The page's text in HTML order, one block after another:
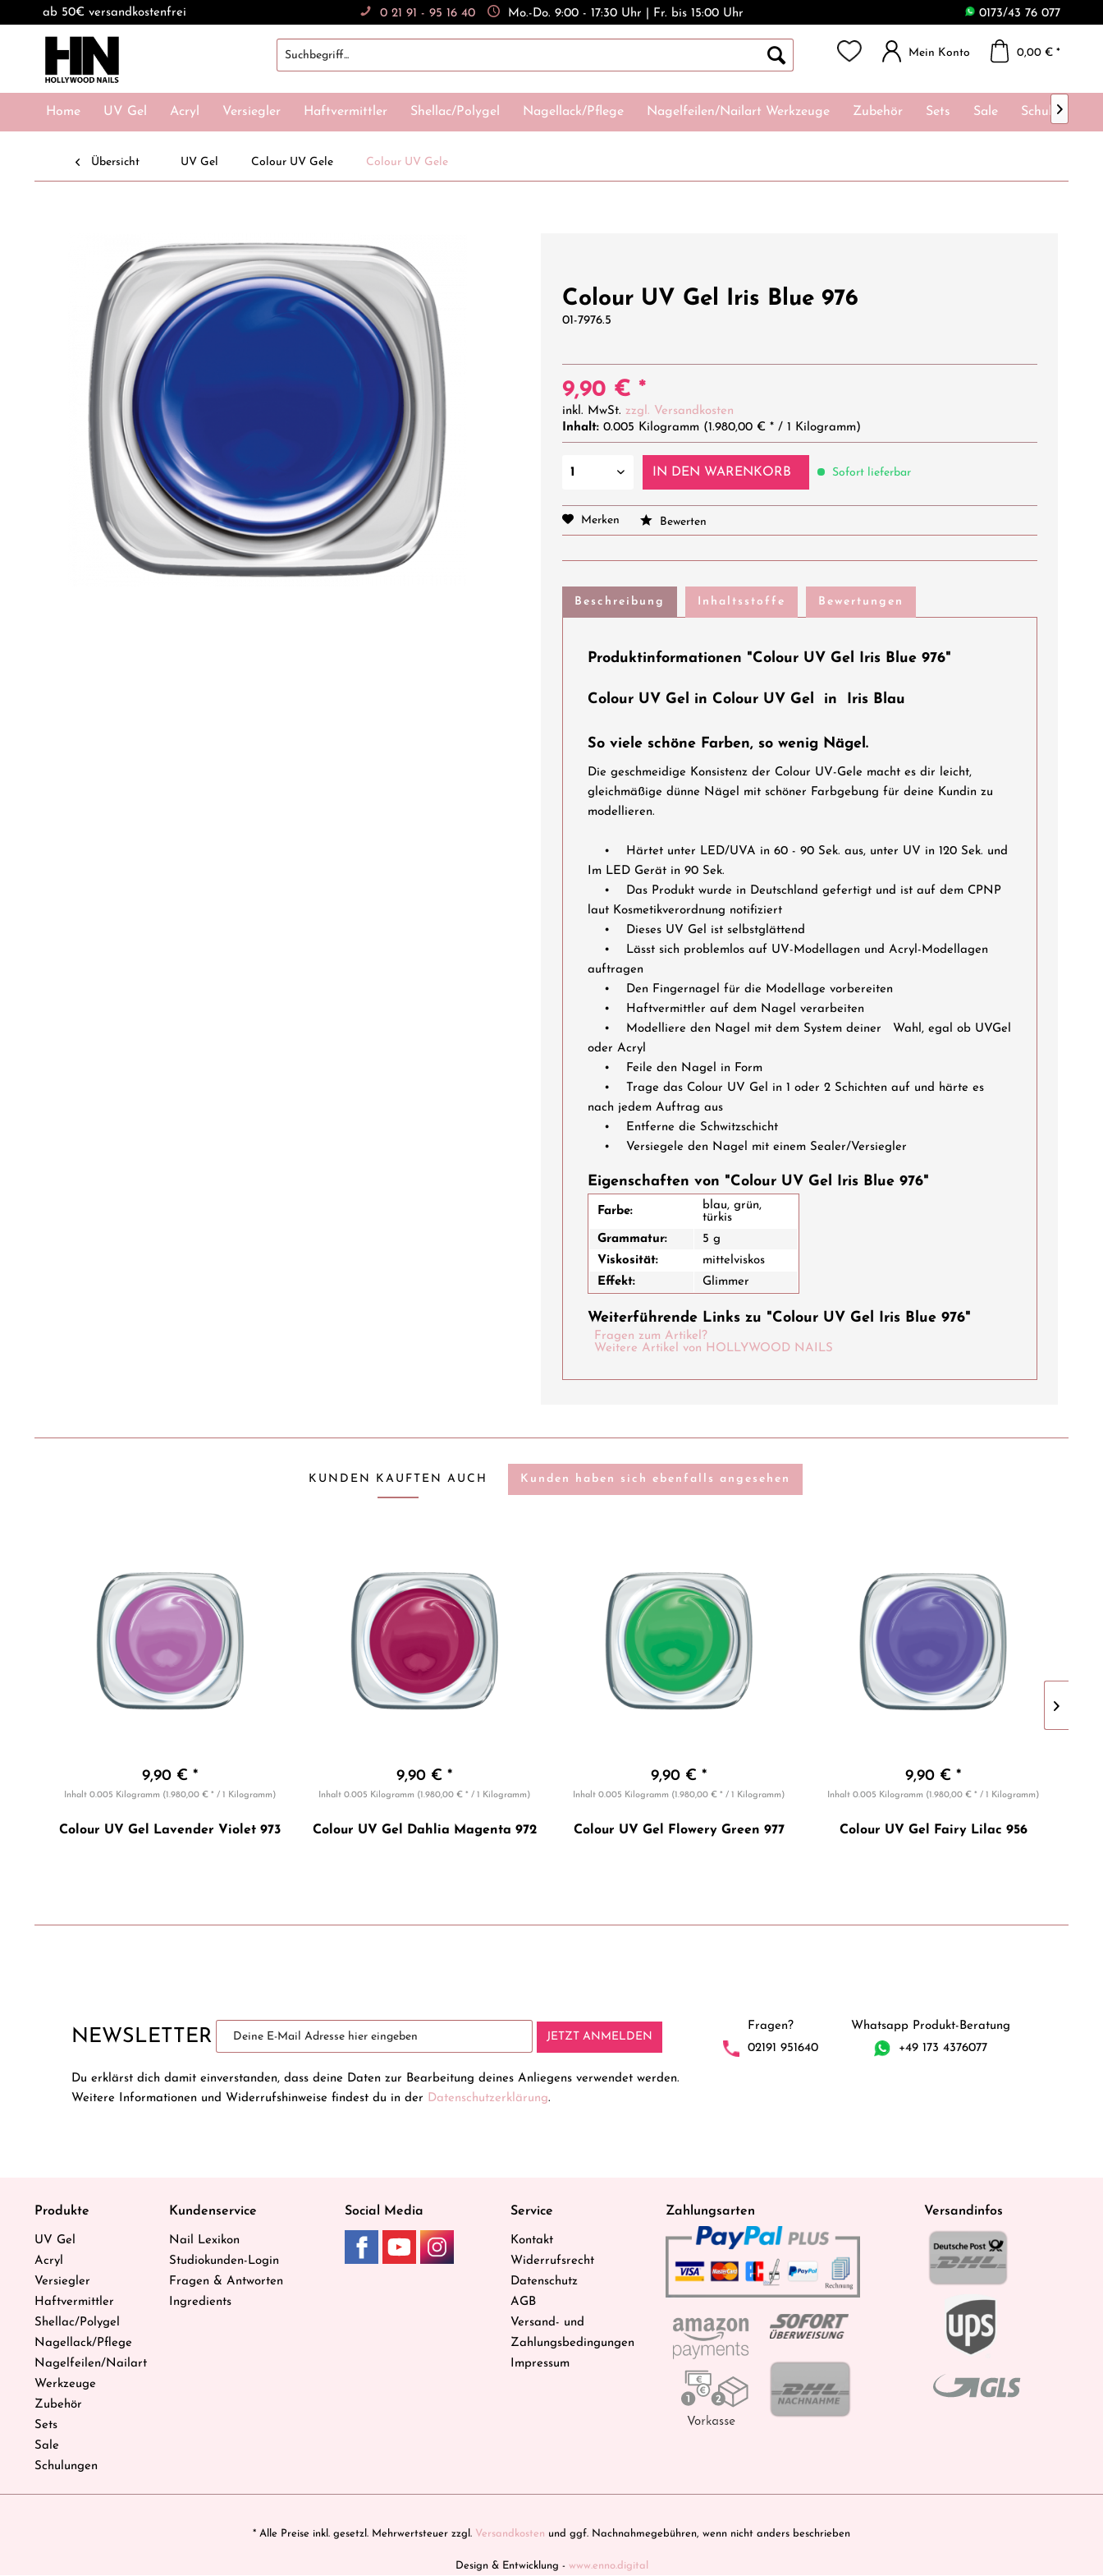
ab 50€ versandkostenfrei 0 21 91 - 95 16 40 Mo.-Do. 9:00 - 17:30 Uhr | Fr. bis 15:00 Uhr 0173/43 76 077
Mein Konto 0,00 € *
Home UV Gel Acryl Versiegler Haftvermittler Shellac/Polygel Nagellack/Pflege Nagelfeilen/Nailart Werkzeuge Zubehör Sets Sale Schulungen

Übersicht UV Gel Colour UV Gele Colour UV Gele
Colour UV Gel Iris Blue 976
01-7976.5
9,90 € *
inkl. MwSt. zzgl. Versandkosten
Inhalt: 0.005 Kilogramm (1.980,00 € * / 1 Kilogramm)
IN DEN WARENKORB Sofort lieferbar
Merken Bewerten
Beschreibung Inhaltsstoffe Bewertungen
Produktinformationen "Colour UV Gel Iris Blue 976"
Colour UV Gel in Colour UV Gel in Iris Blau
So viele schöne Farben, so wenig Nägel.
Die geschmeidige Konsistenz der Colour UV-Gele macht es dir leicht,
gleichmäßige dünne Nägel mit schöner Farbgebung für deine Kundin zu
modellieren.
• Härtet unter LED/UVA in 60 - 90 Sek. aus, unter UV in 120 Sek. und
Im LED Gerät in 90 Sek.
• Das Produkt wurde in Deutschland gefertigt und ist auf dem CPNP
laut Kosmetikverordnung notifiziert
• Dieses UV Gel ist selbstglättend
• Lässt sich problemlos auf UV-Modellagen und Acryl-Modellagen
auftragen
• Den Fingernagel für die Modellage vorbereiten
• Haftvermittler auf dem Nagel verarbeiten
• Modelliere den Nagel mit dem System deiner Wahl, egal ob UVGel
oder Acryl
• Feile den Nagel in Form
• Trage das Colour UV Gel in 1 oder 2 Schichten auf und härte es
nach jedem Auftrag aus
• Entferne die Schwitzschicht
• Versiegele den Nagel mit einem Sealer/Versiegler
Eigenschaften von "Colour UV Gel Iris Blue 976"
Farbe:
blau, grün,
türkis
Grammatur:
5 g
Viskosität:
mittelviskos
Effekt:
Glimmer
Weiterführende Links zu "Colour UV Gel Iris Blue 976"
Fragen zum Artikel?
Weitere Artikel von HOLLYWOOD NAILS
KUNDEN KAUFTEN AUCH Kunden haben sich ebenfalls angesehen
9,90 € *
Inhalt 0.005 Kilogramm (1.980,00 € * / 1 Kilogramm)
Colour UV Gel Lavender Violet 973
9,90 € *
Inhalt 0.005 Kilogramm (1.980,00 € * / 1 Kilogramm)
Colour UV Gel Dahlia Magenta 972
9,90 € *
Inhalt 0.005 Kilogramm (1.980,00 € * / 1 Kilogramm)
Colour UV Gel Flowery Green 977
9,90 € *
Inhalt 0.005 Kilogramm (1.980,00 € * / 1 Kilogramm)
Colour UV Gel Fairy Lilac 956
NEWSLETTER JETZT ANMELDEN
Du erklärst dich damit einverstanden, dass deine Daten zur Bearbeitung deines Anliegens verwendet werden.
Weitere Informationen und Widerrufshinweise findest du in der Datenschutzerklärung.
Fragen?
02191 951640
Whatsapp Produkt-Beratung
+49 173 4376077
Produkte
UV Gel
Acryl
Versiegler
Haftvermittler
Shellac/Polygel
Nagellack/Pflege
Nagelfeilen/Nailart
Werkzeuge
Zubehör
Sets
Sale
Schulungen
Kundenservice
Nail Lexikon
Studiokunden-Login
Fragen & Antworten
Ingredients
Social Media Service
Kontakt
Widerrufsrecht
Datenschutz
AGB
Versand- und
Zahlungsbedingungen
Impressum
Zahlungsarten Versandinfos
* Alle Preise inkl. gesetzl. Mehrwertsteuer zzgl. Versandkosten und ggf. Nachnahmegebühren, wenn nicht anders beschrieben
Design & Entwicklung - www.enno.digital